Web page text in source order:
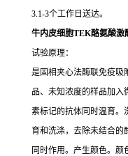
3.1-3个工作日送达。
牛内皮细胞TEK酪氨酸激
试验原理：
是固相夹心法酶联免疫吸
品、未知浓度的样品加入
素标记的抗体同时温育。
育和洗涤，去除未结合的
同时作用。产生颜色。